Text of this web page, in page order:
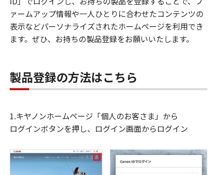
ァームアップ情報や一人ひとりに合わせたコンテンツの
表示などパーソナライズされたホームページを利用でき
ます。ぜひ、お持ちの製品登録をお願いいたします。
製品登録の方法はこちら
1.キヤノンホームページ「個人のお客さま」から
ログインボタンを押し、ログイン画面からログイン